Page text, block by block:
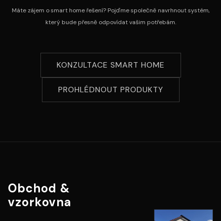
Máte zájem o smart home řešení? Pojďme společně navrhnout systém,
který bude přesně odpovídat vašim potřebám.
KONZULTACE SMART HOME
PROHLÉDNOUT PRODUKTY
Obchod &
vzorkovna